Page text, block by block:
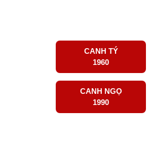
CANH TÝ
1960
CANH NGỌ
1990